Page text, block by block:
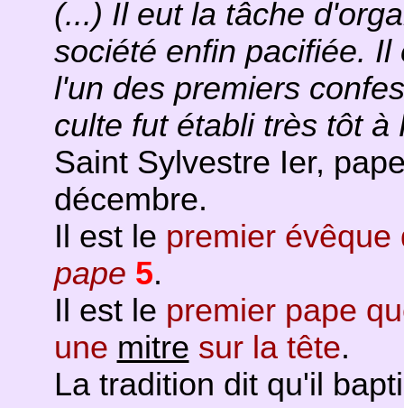
(...) Il eut la tâche
société enfin pacifiée.
l'un des premiers
culte fut établi très tôt à
Saint Sylvestre Ier,
décembre.
Il est le premier
pape 5.
Il est le premier pape
une mitre sur la tête.
La tradition dit qu'il